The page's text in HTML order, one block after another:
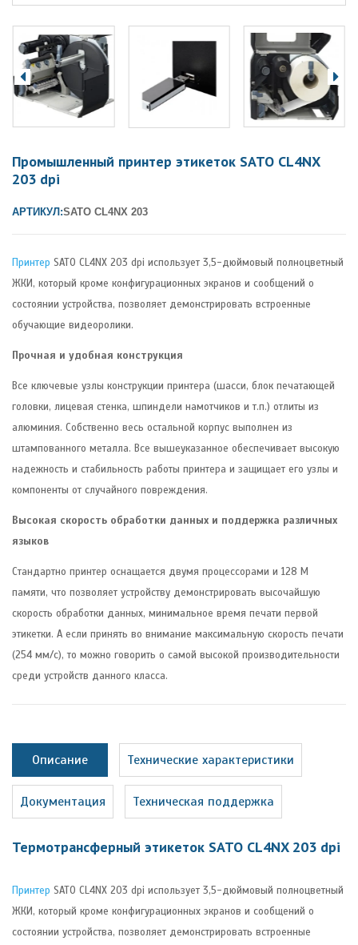
Промышленный принтер этикеток SATO CL4NX
203 dpi
АРТИКУЛ:SATO CL4NX 203
Принтер SATO CL4NX 203 dpi использует 3,5-дюймовый полноцветный
ЖКИ, который кроме конфигурационных экранов и сообщений о
состоянии устройства, позволяет демонстрировать встроенные
обучающие видеоролики.
Прочная и удобная конструкция
Все ключевые узлы конструкции принтера (шасси, блок печатающей
головки, лицевая стенка, шпиндели намотчиков и т.п.) отлиты из
алюминия. Собственно весь остальной корпус выполнен из
штампованного металла. Все вышеуказанное обеспечивает высокую
надежность и стабильность работы принтера и защищает его узлы и
компоненты от случайного повреждения.
Высокая скорость обработки данных и поддержка различных
языков
Стандартно принтер оснащается двумя процессорами и 128 М
памяти, что позволяет устройству демонстрировать высочайшую
скорость обработки данных, минимальное время печати первой
этикетки. А если принять во внимание максимальную скорость печати
(254 мм/с), то можно говорить о самой высокой производительности
среди устройств данного класса.
Описание Технические характеристики
Документация Техническая поддержка
Термотрансферный этикеток SATO CL4NX 203 dpi
Принтер SATO CL4NX 203 dpi использует 3,5-дюймовый полноцветный
ЖКИ, который кроме конфигурационных экранов и сообщений о
состоянии устройства, позволяет демонстрировать встроенные